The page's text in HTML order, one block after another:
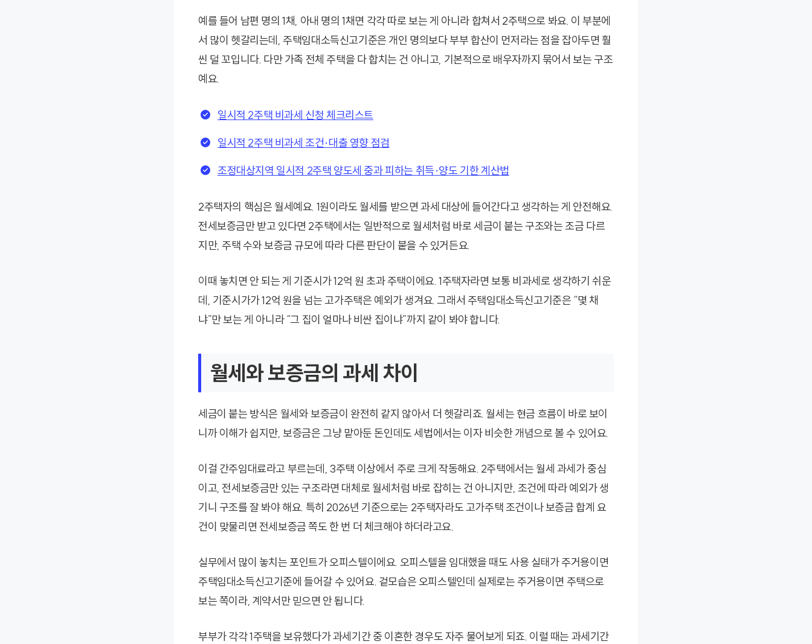
예를 들어 남편 명의 1채, 아내 명의 1채면 각각 따로 보는 게 아니라 합쳐서 2주택으로 봐요. 이 부분에
서 많이 헷갈리는데, 주택임대소득신고기준은 개인 명의보다 부부 합산이 먼저라는 점을 잡아두면 훨
씬 덜 꼬입니다. 다만 가족 전체 주택을 다 합치는 건 아니고, 기본적으로 배우자까지 묶어서 보는 구조
예요.
일시적 2주택 비과세 신청 체크리스트
일시적 2주택 비과세 조건·대출 영향 점검
조정대상지역 일시적 2주택 양도세 중과 피하는 취득·양도 기한 계산법
2주택자의 핵심은 월세예요. 1원이라도 월세를 받으면 과세 대상에 들어간다고 생각하는 게 안전해요.
전세보증금만 받고 있다면 2주택에서는 일반적으로 월세처럼 바로 세금이 붙는 구조와는 조금 다르
지만, 주택 수와 보증금 규모에 따라 다른 판단이 붙을 수 있거든요.
이때 놓치면 안 되는 게 기준시가 12억 원 초과 주택이에요. 1주택자라면 보통 비과세로 생각하기 쉬운
데, 기준시가가 12억 원을 넘는 고가주택은 예외가 생겨요. 그래서 주택임대소득신고기준은 “몇 채
냐”만 보는 게 아니라 “그 집이 얼마나 비싼 집이냐”까지 같이 봐야 합니다.
월세와 보증금의 과세 차이
세금이 붙는 방식은 월세와 보증금이 완전히 같지 않아서 더 헷갈리죠. 월세는 현금 흐름이 바로 보이
니까 이해가 쉽지만, 보증금은 그냥 맡아둔 돈인데도 세법에서는 이자 비슷한 개념으로 볼 수 있어요.
이걸 간주임대료라고 부르는데, 3주택 이상에서 주로 크게 작동해요. 2주택에서는 월세 과세가 중심
이고, 전세보증금만 있는 구조라면 대체로 월세처럼 바로 잡히는 건 아니지만, 조건에 따라 예외가 생
기니 구조를 잘 봐야 해요. 특히 2026년 기준으로는 2주택자라도 고가주택 조건이나 보증금 합계 요
건이 맞물리면 전세보증금 쪽도 한 번 더 체크해야 하더라고요.
실무에서 많이 놓치는 포인트가 오피스텔이에요. 오피스텔을 임대했을 때도 사용 실태가 주거용이면
주택임대소득신고기준에 들어갈 수 있어요. 겉모습은 오피스텔인데 실제로는 주거용이면 주택으로
보는 쪽이라, 계약서만 믿으면 안 됩니다.
부부가 각각 1주택을 보유했다가 과세기간 중 이혼한 경우도 자주 물어보게 되죠. 이럴 때는 과세기간